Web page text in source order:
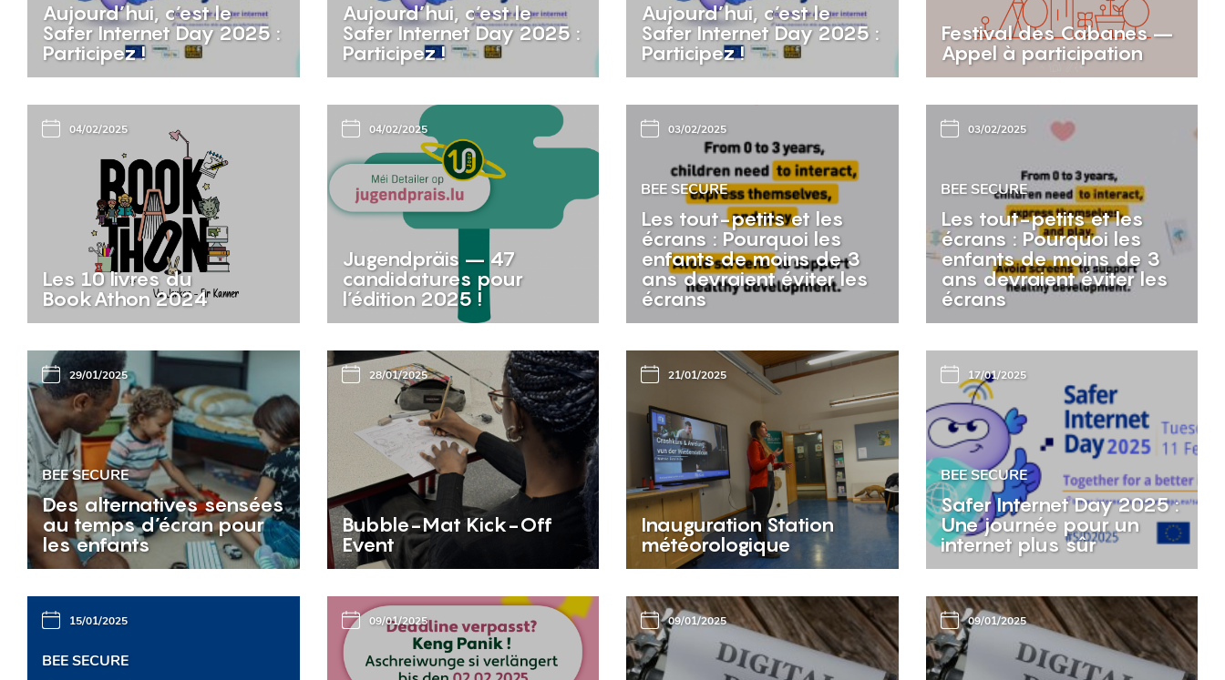
Aujourd’hui, c’est le
Safer Internet Day 2025 :
Participez !
Aujourd’hui, c’est le
Safer Internet Day 2025 :
Participez !
Aujourd’hui, c’est le
Safer Internet Day 2025 :
Participez !
Festival des Cabanes –
Appel à participation
04/02/2025
Les 10 livres du
BookAthon 2024
04/02/2025
Jugendpräis – 47
candidatures pour
l’édition 2025 !
03/02/2025
BEE SECURE
Les tout-petits et les
écrans : Pourquoi les
enfants de moins de 3
ans devraient éviter les
écrans
03/02/2025
BEE SECURE
Les tout-petits et les
écrans : Pourquoi les
enfants de moins de 3
ans devraient éviter les
écrans
29/01/2025
BEE SECURE
Des alternatives sensées
au temps d’écran pour
les enfants
28/01/2025
Bubble-Mat Kick-Off
Event
21/01/2025
Inauguration Station
météorologique
17/01/2025
BEE SECURE
Safer Internet Day 2025 :
Une journée pour un
internet plus sûr
15/01/2025
BEE SECURE
09/01/2025 09/01/2025 09/01/2025